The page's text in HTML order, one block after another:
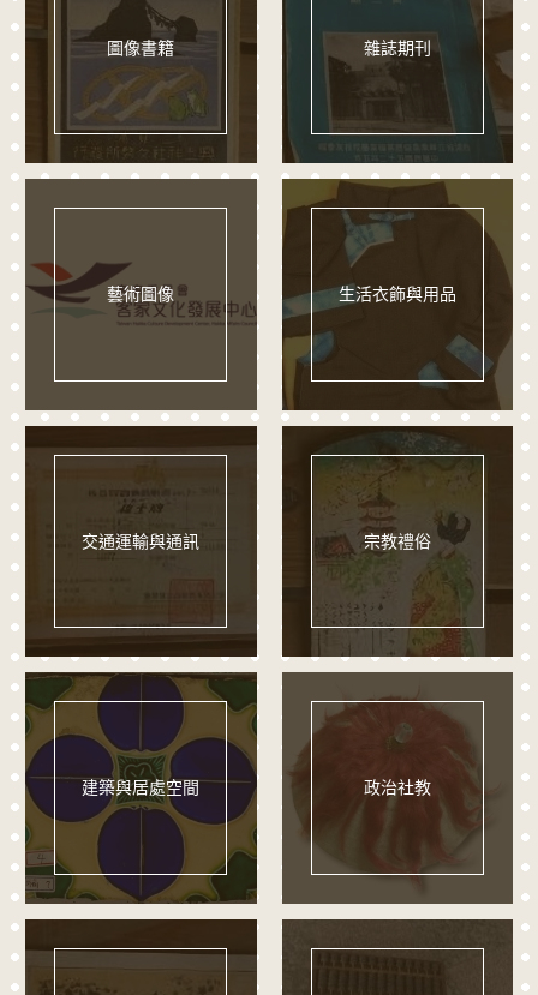
圖像書籍 雜誌期刊
藝術圖像 生活衣飾與用品
交通運輸與通訊 宗教禮俗
建築與居處空間 政治社教